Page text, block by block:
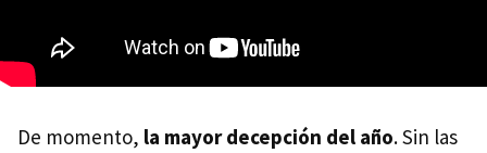
De momento, la mayor decepción del año. Sin las